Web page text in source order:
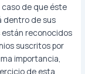
de que éste
dentro de sus
están reconocidos
suscritos por
importancia,
de esta